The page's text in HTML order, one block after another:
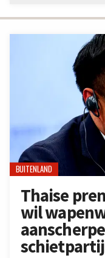
BUITENLAND
Thaise
wil